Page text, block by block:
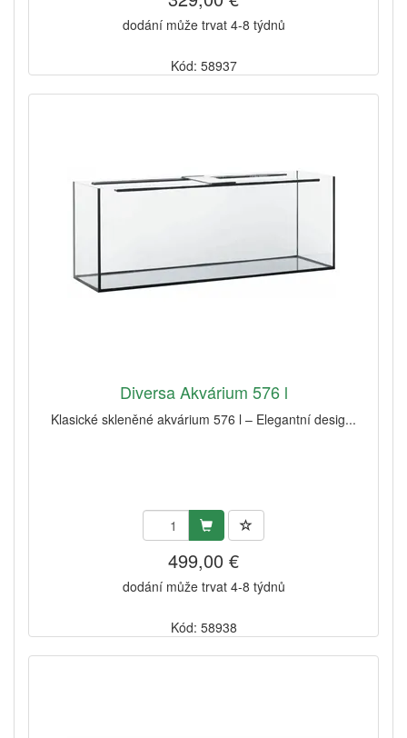
dodání může trvat 4-8 týdnů
Kód: 58937
Diversa Akvárium 576 l
Klasické skleněné akvárium 576 l – Elegantní desig...
499,00 €
dodání může trvat 4-8 týdnů
Kód: 58938